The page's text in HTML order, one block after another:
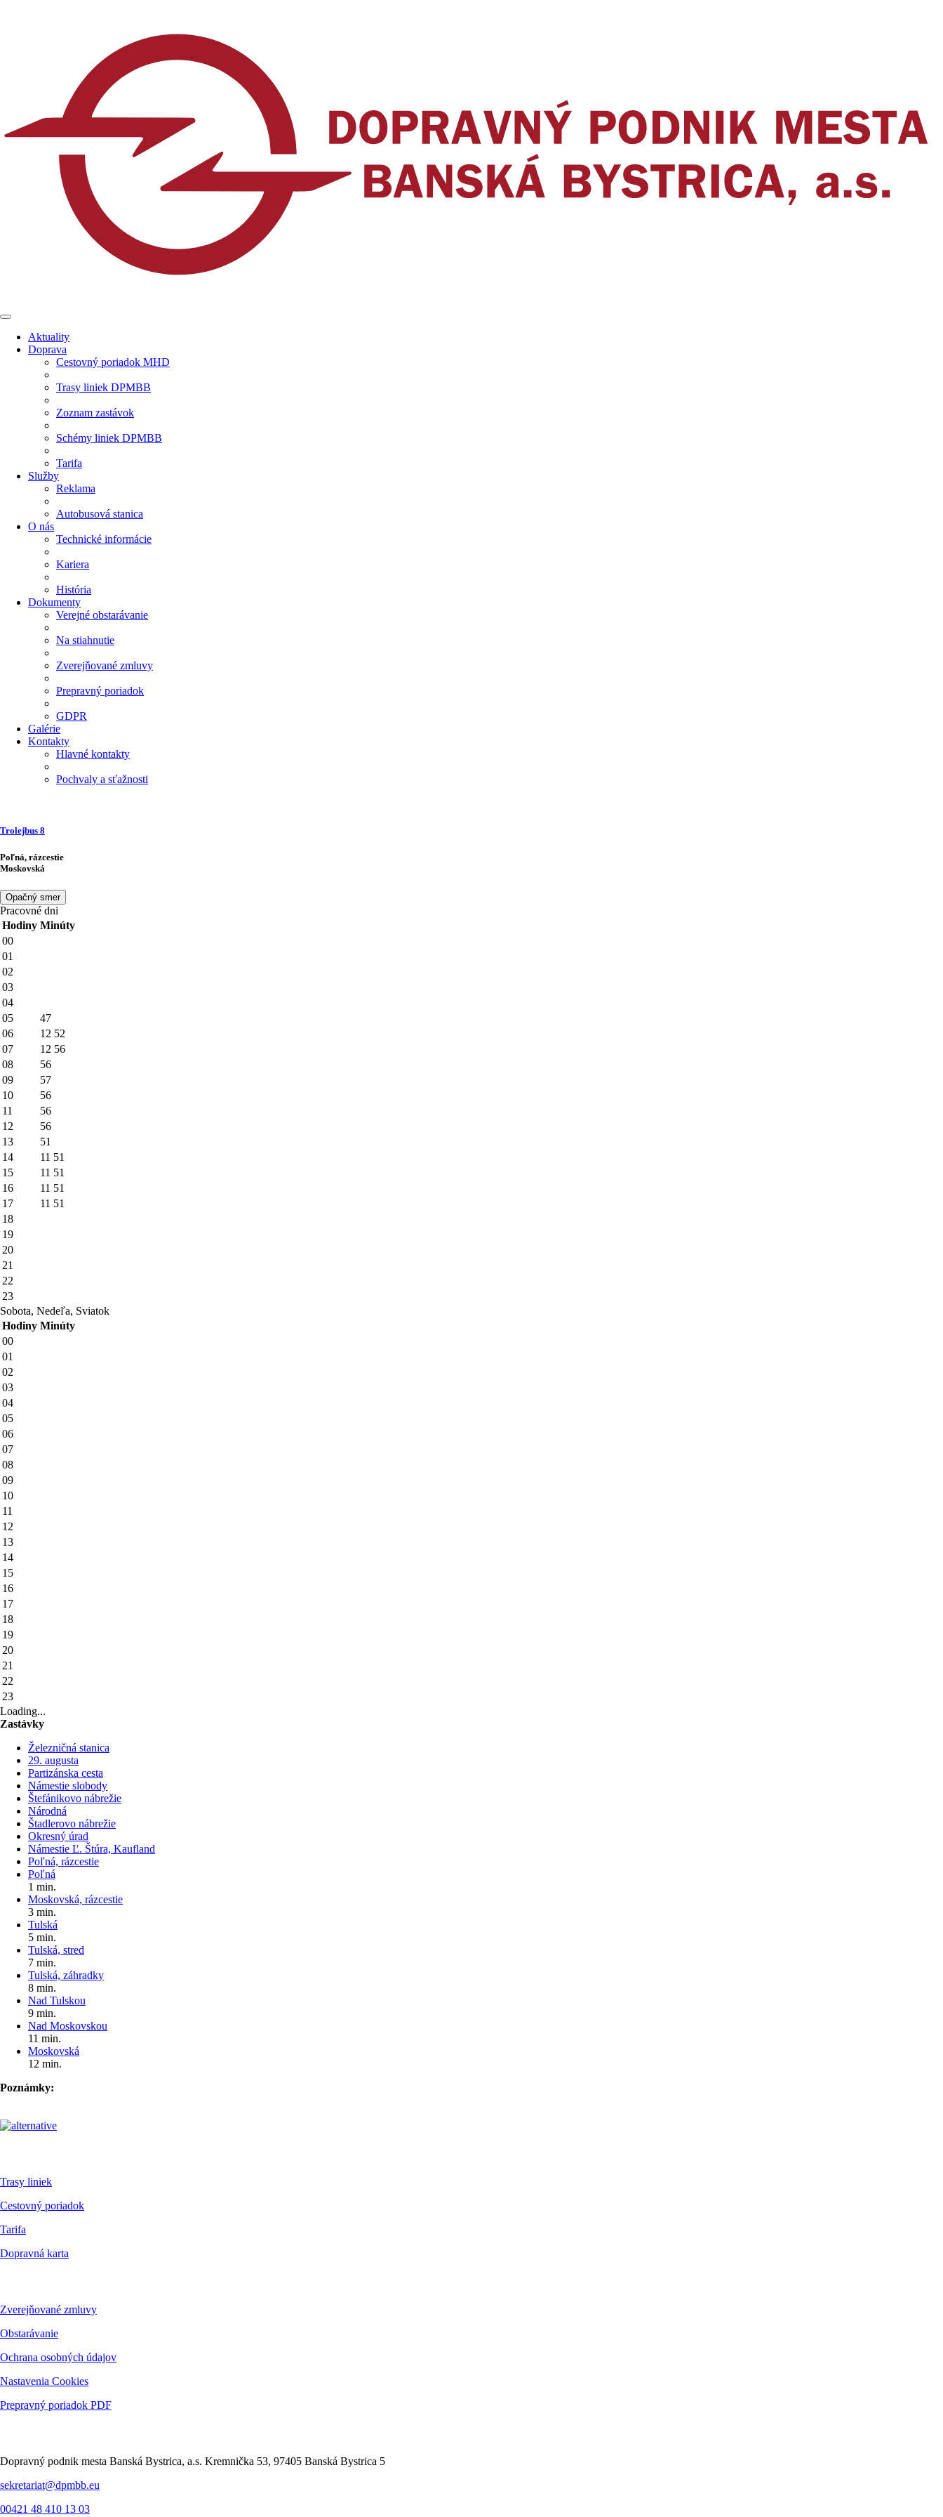
Aktuality
Doprava
Cestovný poriadok MHD
Trasy liniek DPMBB
Zoznam zastávok
Schémy liniek DPMBB
Tarifa
Služby
Reklama
Autobusová stanica
O nás
Technické informácie
Kariera
História
Dokumenty
Verejné obstarávanie
Na stiahnutie
Zverejňované zmluvy
Prepravný poriadok
GDPR
Galérie
Kontakty
Hlavné kontakty
Pochvaly a sťažnosti
Trolejbus 8
Poľná, rázcestie
Moskovská
Opačný smer
Pracovné dni
Hodiny Minúty
00
01
02
03
04
05
47
06
12 52
07
12 56
08
56
09
57
10
56
11
56
12
56
13
51
14
11 51
15
11 51
16
11 51
17
11 51
18
19
20
21
22
23
Sobota, Nedeľa, Sviatok
Hodiny Minúty
00
01
02
03
04
05
06
07
08
09
10
11
12
13
14
15
16
17
18
19
20
21
22
23
Loading...
Zastávky
Železničná stanica
29. augusta
Partizánska cesta
Námestie slobody
Štefánikovo nábrežie
Národná
Štadlerovo nábrežie
Okresný úrad
Námestie Ľ. Štúra, Kaufland
Poľná, rázcestie
Poľná
1 min.
Moskovská, rázcestie
3 min.
Tulská
5 min.
Tulská, stred
7 min.
Tulská, záhradky
8 min.
Nad Tulskou
9 min.
Nad Moskovskou
11 min.
Moskovská
12 min.
Poznámky:
Trasy liniek
Cestovný poriadok
Tarifa
Dopravná karta
Zverejňované zmluvy
Obstarávanie
Ochrana osobných údajov
Nastavenia Cookies
Prepravný poriadok PDF
Dopravný podnik mesta Banská Bystrica, a.s. Kremnička 53, 97405 Banská Bystrica 5
sekretariat@dpmbb.eu
00421 48 410 13 03